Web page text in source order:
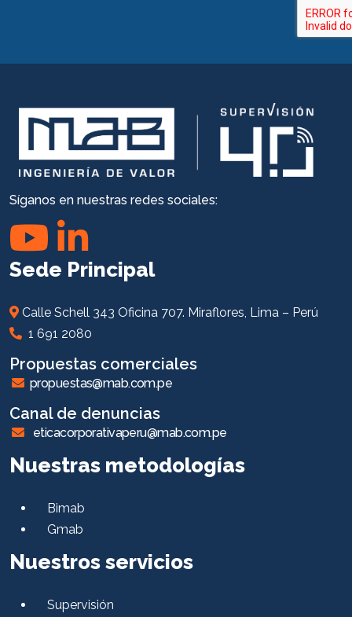
Síganos en nuestras redes sociales:
Sede Principal
Calle Schell 343 Oficina 707. Miraflores, Lima – Perú
1 691 2080
Propuestas comerciales
propuestas@mab.com.pe
Canal de denuncias
eticacorporativaperu@mab.com.pe
Nuestras metodologías
Bimab
Gmab
Nuestros servicios
Supervisión